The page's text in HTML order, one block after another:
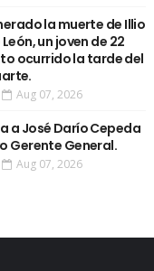
la muerte de Illio
un joven de 22
ocurrido la tarde del
Aug 07, 2026
a José Darío Cepeda
Gerente General.
Aug 07, 2026